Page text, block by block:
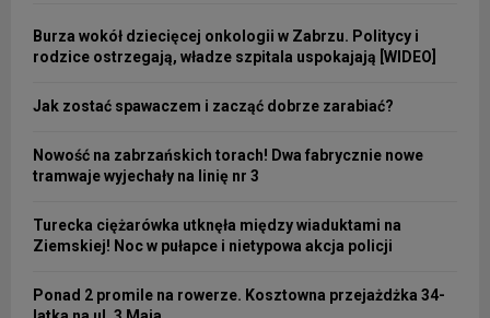
Burza wokół dziecięcej onkologii w Zabrzu. Politycy i
rodzice ostrzegają, władze szpitala uspokajają [WIDEO]
Jak zostać spawaczem i zacząć dobrze zarabiać?
Nowość na zabrzańskich torach! Dwa fabrycznie nowe
tramwaje wyjechały na linię nr 3
Turecka ciężarówka utknęła między wiaduktami na
Ziemskiej! Noc w pułapce i nietypowa akcja policji
Ponad 2 promile na rowerze. Kosztowna przejażdżka 34-